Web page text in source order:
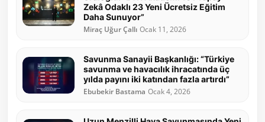
Zekâ Odaklı 23 Yeni Ücretsiz Eğitim
Daha Sunuyor”
Miraç Uğur Çallı Ocak 11, 2026
Savunma Sanayii Başkanlığı: “Türkiye
savunma ve havacılık ihracatında üç
yılda payını iki katından fazla artırdı”
Ebubekir Bastama Ocak 4, 2026